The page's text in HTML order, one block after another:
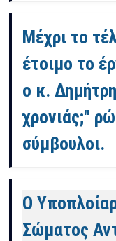
Μέχρι το
έτοιμο το
ο κ.
χρονιάς;"
σύμβουλοι.
Ο
Σώματος